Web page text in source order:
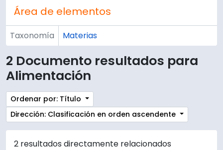
Área de elementos
Taxonomía Materias
2 Documento resultados para
Alimentación
Ordenar por: Título
Dirección: Clasificación en orden ascendente
2 resultados directamente relacionados